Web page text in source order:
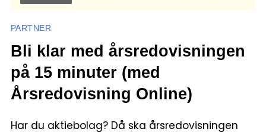
PARTNER
Bli klar med årsredovisningen
på 15 minuter (med
Årsredovisning Online)
Har du aktiebolag? Då ska årsredovisningen